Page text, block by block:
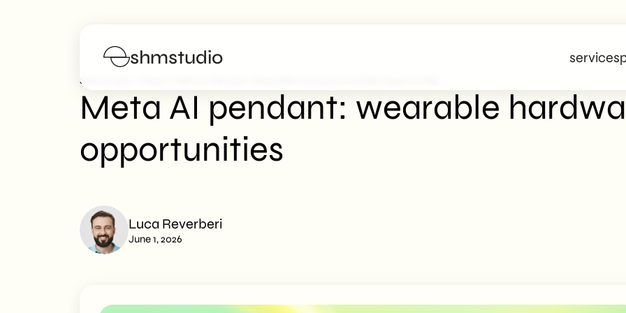
shmstudio services
Portfolio
Blog
Work with us
SHM Studio
Meta AI pendant: wearable
opportunities
Luca Reverberi
June 1, 2026